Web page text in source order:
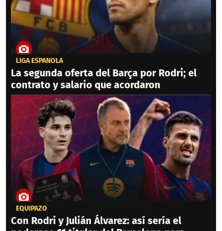
LIGA ESPAÑOLA
La segunda oferta del Barça por Rodri; el
contrato y salario que acordaron
EQUIPAZO
Con Rodri y Julián Álvarez: así sería el